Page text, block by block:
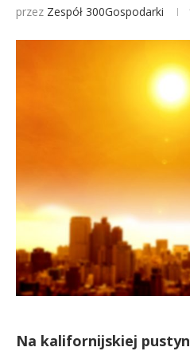
przez Zespół 300Gospodarki
Na kalifornijskiej